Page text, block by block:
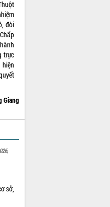
đòi
trực
Giang
sở,